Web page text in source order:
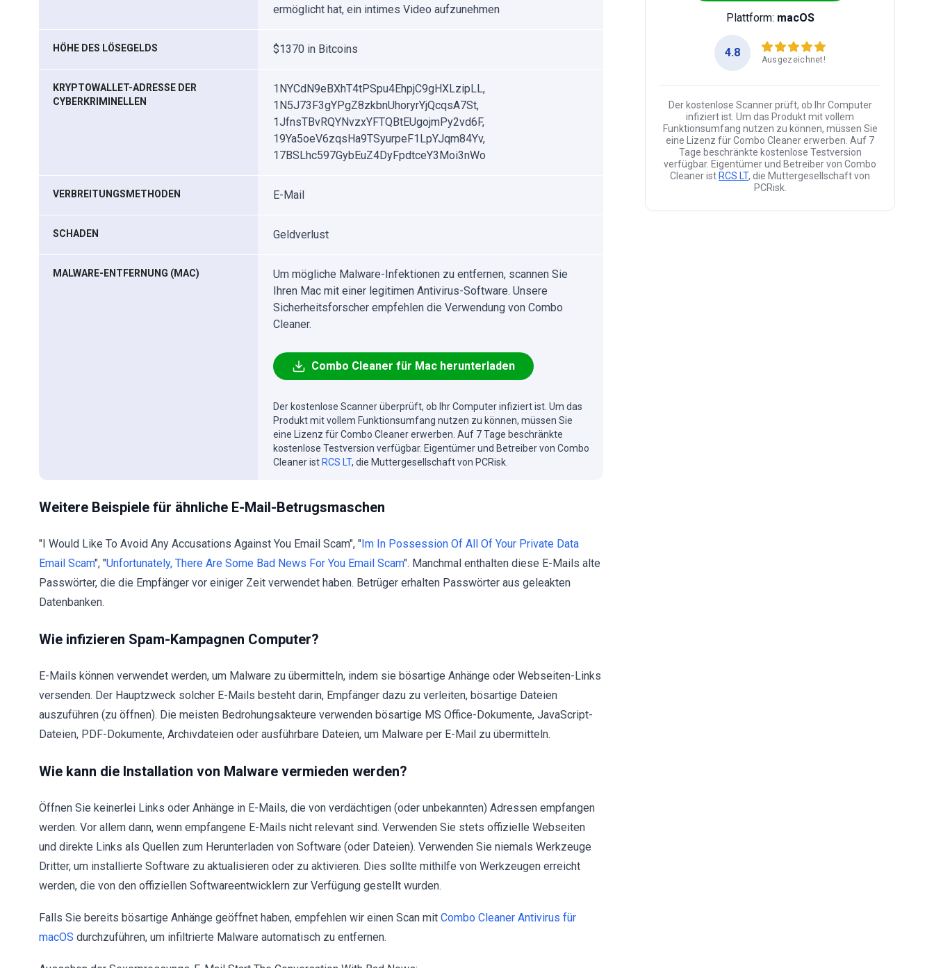
ermöglicht hat, ein intimes Video aufzunehmen
HÖHE DES LÖSEGELDS $1370 in Bitcoins
KRYPTOWALLET-ADRESSE DER
CYBERKRIMINELLEN
1NYCdN9eBXhT4tPSpu4EhpjC9gHXLzipLL,
1N5J73F3gYPgZ8zkbnUhoryrYjQcqsA7St,
1JfnsTBvRQYNvzxYFTQBtEUgojmPy2vd6F,
19Ya5oeV6zqsHa9TSyurpeF1LpYJqm84Yv,
17BSLhc597GybEuZ4DyFpdtceY3Moi3nWo
VERBREITUNGSMETHODEN E-Mail
SCHADEN Geldverlust
MALWARE-ENTFERNUNG (MAC)
Um mögliche Malware-Infektionen zu entfernen, scannen Sie
Ihren Mac mit einer legitimen Antivirus-Software. Unsere
Sicherheitsforscher empfehlen die Verwendung von Combo
Cleaner.
Combo Cleaner für Mac herunterladen
Der kostenlose Scanner überprüft, ob Ihr Computer infiziert ist. Um das
Produkt mit vollem Funktionsumfang nutzen zu können, müssen Sie
eine Lizenz für Combo Cleaner erwerben. Auf 7 Tage beschränkte
kostenlose Testversion verfügbar. Eigentümer und Betreiber von Combo
Cleaner ist RCS LT, die Muttergesellschaft von PCRisk.
Weitere Beispiele für ähnliche E-Mail-Betrugsmaschen
"I Would Like To Avoid Any Accusations Against You Email Scam", "Im In Possession Of All Of Your Private Data
Email Scam", "Unfortunately, There Are Some Bad News For You Email Scam". Manchmal enthalten diese E-Mails alte
Passwörter, die die Empfänger vor einiger Zeit verwendet haben. Betrüger erhalten Passwörter aus geleakten
Datenbanken.
Wie infizieren Spam-Kampagnen Computer?
E-Mails können verwendet werden, um Malware zu übermitteln, indem sie bösartige Anhänge oder Webseiten-Links
versenden. Der Hauptzweck solcher E-Mails besteht darin, Empfänger dazu zu verleiten, bösartige Dateien
auszuführen (zu öffnen). Die meisten Bedrohungsakteure verwenden bösartige MS Office-Dokumente, JavaScript-
Dateien, PDF-Dokumente, Archivdateien oder ausführbare Dateien, um Malware per E-Mail zu übermitteln.
Wie kann die Installation von Malware vermieden werden?
Öffnen Sie keinerlei Links oder Anhänge in E-Mails, die von verdächtigen (oder unbekannten) Adressen empfangen
werden. Vor allem dann, wenn empfangene E-Mails nicht relevant sind. Verwenden Sie stets offizielle Webseiten
und direkte Links als Quellen zum Herunterladen von Software (oder Dateien). Verwenden Sie niemals Werkzeuge
Dritter, um installierte Software zu aktualisieren oder zu aktivieren. Dies sollte mithilfe von Werkzeugen erreicht
werden, die von den offiziellen Softwareentwicklern zur Verfügung gestellt wurden.
Falls Sie bereits bösartige Anhänge geöffnet haben, empfehlen wir einen Scan mit Combo Cleaner Antivirus für
macOS durchzuführen, um infiltrierte Malware automatisch zu entfernen.
Plattform: macOS
4.8
Ausgezeichnet!
Der kostenlose Scanner prüft, ob Ihr Computer
infiziert ist. Um das Produkt mit vollem
Funktionsumfang nutzen zu können, müssen Sie
eine Lizenz für Combo Cleaner erwerben. Auf 7
Tage beschränkte kostenlose Testversion
verfügbar. Eigentümer und Betreiber von Combo
Cleaner ist RCS LT, die Muttergesellschaft von
PCRisk.